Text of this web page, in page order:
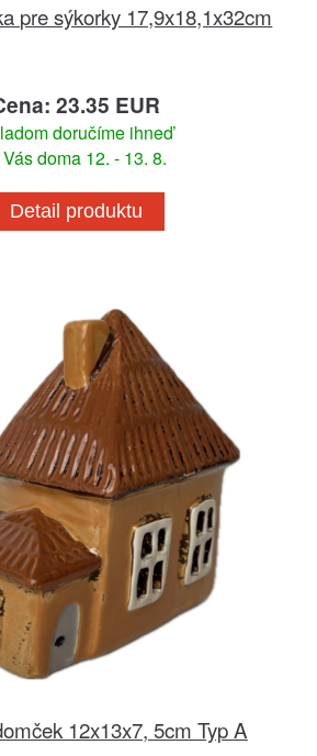
pre sýkorky 17,9x18,1x32cm
23.35 EUR
doručíme ihneď
doma 12. - 13. 8.
Detail produktu
12x13x7, 5cm Typ A